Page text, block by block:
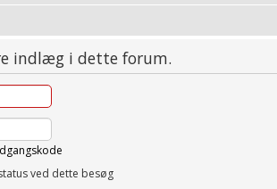
indlæg i dette forum.
ved dette besøg